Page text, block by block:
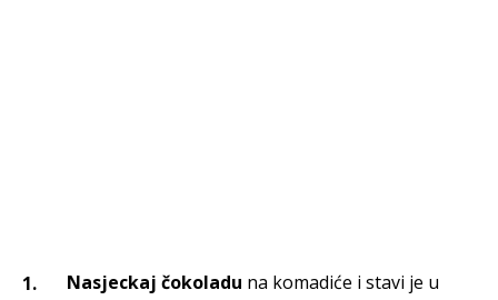
Nasjeckaj čokoladu na komadiće i stavi je u